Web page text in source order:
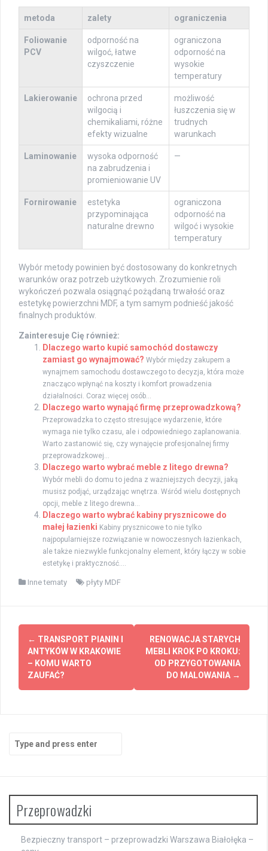
metoda zalety ograniczenia
Foliowanie
PCV
odporność na
wilgoć, łatwe
czyszczenie
ograniczona
odporność na
wysokie
temperatury
Lakierowanie
ochrona przed
wilgocią i
chemikaliami, różne
efekty wizualne
możliwość
łuszczenia się w
trudnych
warunkach
Laminowanie
wysoka odporność
na zabrudzenia i
promieniowanie UV
—
Fornirowanie
estetyka
przypominająca
naturalne drewno
ograniczona
odporność na
wilgoć i wysokie
temperatury
Wybór metody powinien być dostosowany do konkretnych
warunków oraz potrzeb użytkowych. Zrozumienie roli
wykończeń pozwala osiągnąć pożądaną trwałość oraz
estetykę powierzchni MDF, a tym samym podnieść jakość
finalnych produktów.
Zainteresuje Cię również:
Dlaczego warto kupić samochód dostawczy
zamiast go wynajmować? Wybór między zakupem a
wynajmem samochodu dostawczego to decyzja, która może
znacząco wpłynąć na koszty i komfort prowadzenia
działalności. Coraz więcej osób...
Dlaczego warto wynająć firmę przeprowadzkową?
Przeprowadzka to często stresujące wydarzenie, które
wymaga nie tylko czasu, ale i odpowiedniego zaplanowania.
Warto zastanowić się, czy wynajęcie profesjonalnej firmy
przeprowadzkowej...
Dlaczego warto wybrać meble z litego drewna?
Wybór mebli do domu to jedna z ważniejszych decyzji, jaką
musisz podjąć, urządzając wnętrza. Wśród wielu dostępnych
opcji, meble z litego drewna...
Dlaczego warto wybrać kabiny prysznicowe do
małej łazienki Kabiny prysznicowe to nie tylko
najpopularniejsze rozwiązanie w nowoczesnych łazienkach,
ale także niezwykle funkcjonalny element, który łączy w sobie
estetykę i praktyczność....
Inne tematy płyty MDF
Post
navigation
← TRANSPORT PIANIN I
ANTYKÓW W KRAKOWIE
– KOMU WARTO
ZAUFAĆ?
RENOWACJA STARYCH
MEBLI KROK PO KROKU:
OD PRZYGOTOWANIA
DO MALOWANIA →
Search
for:
Przeprowadzki
Bezpieczny transport – przeprowadzki Warszawa Białołęka –